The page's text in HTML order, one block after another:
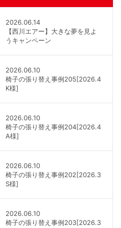
2026.06.14
【西川エアー】大きな夢を見よ
うキャンペーン
2026.06.10
椅子の張り替え事例205[2026.4
K様]
2026.06.10
椅子の張り替え事例204[2026.4
A様]
2026.06.10
椅子の張り替え事例202[2026.3
S様]
2026.06.10
椅子の張り替え事例203[2026.3